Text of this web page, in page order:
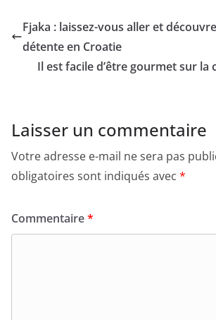
Fjaka : laissez-vous aller et
détente en Croatie
Il est facile d’être gourmet sur la
Laisser un commentaire
Votre adresse e-mail ne sera pas
obligatoires sont indiqués avec *
Commentaire*